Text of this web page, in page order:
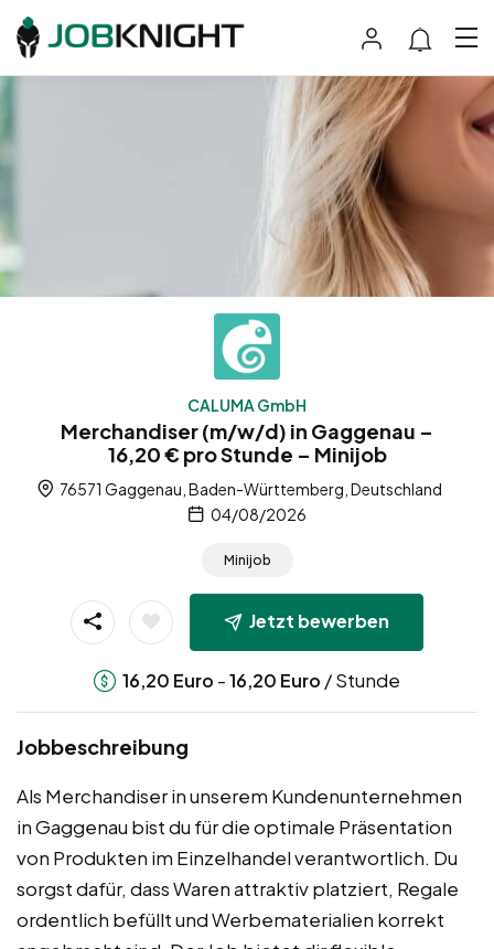
CALUMA GmbH
Merchandiser (m/w/d) in Gaggenau –
16,20 € pro Stunde – Minijob
76571 Gaggenau, Baden-Württemberg, Deutschland
04/08/2026
Minijob
Jetzt bewerben
16,20 Euro -16,20 Euro / Stunde
Jobbeschreibung
Als Merchandiser in unserem Kundenunternehmen
in Gaggenau bist du für die optimale Präsentation
von Produkten im Einzelhandel verantwortlich. Du
sorgst dafür, dass Waren attraktiv platziert, Regale
ordentlich befüllt und Werbematerialien korrekt